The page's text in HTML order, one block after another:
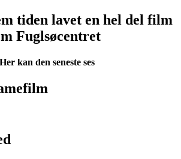
tiden lavet en hel del film
Fuglsøcentret
Her kan den seneste ses